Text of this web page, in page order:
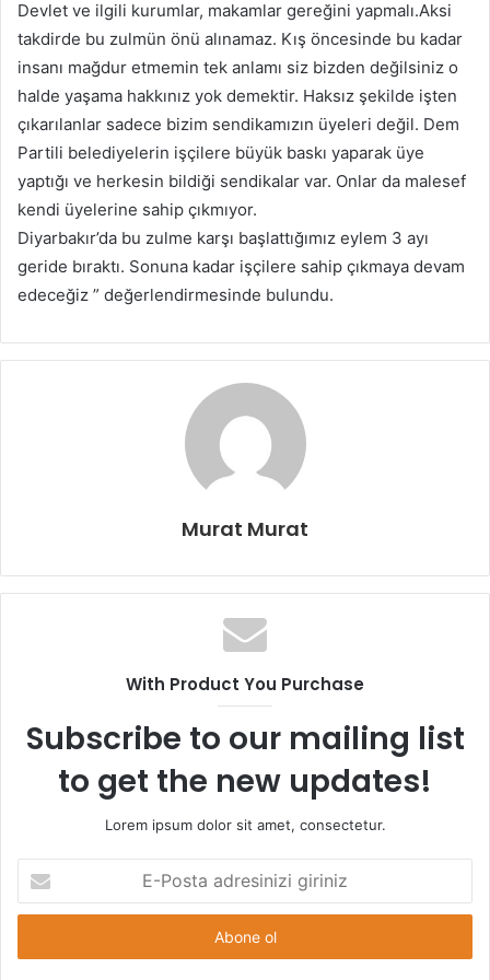
Devlet ve ilgili kurumlar, makamlar gereğini yapmalı.Aksi
takdirde bu zulmün önü alınamaz. Kış öncesinde bu kadar
insanı mağdur etmemin tek anlamı siz bizden değilsiniz o
halde yaşama hakkınız yok demektir. Haksız şekilde işten
çıkarılanlar sadece bizim sendikamızın üyeleri değil. Dem
Partili belediyelerin işçilere büyük baskı yaparak üye
yaptığı ve herkesin bildiği sendikalar var. Onlar da malesef
kendi üyelerine sahip çıkmıyor.
Diyarbakır’da bu zulme karşı başlattığımız eylem 3 ayı
geride bıraktı. Sonuna kadar işçilere sahip çıkmaya devam
edeceğiz ” değerlendirmesinde bulundu.
Murat Murat
With Product You Purchase
Subscribe to our mailing list
to get the new updates!
Lorem ipsum dolor sit amet, consectetur.
P
s